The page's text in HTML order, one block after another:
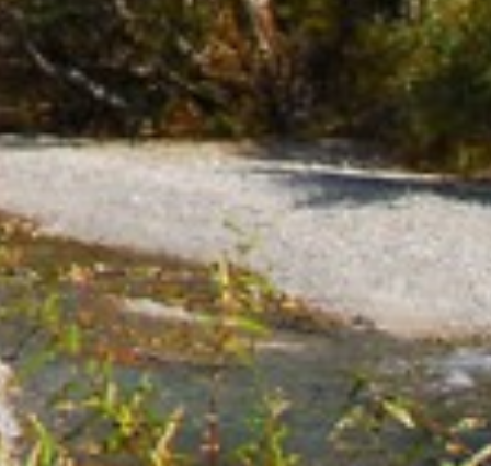
体験＆イベントガイド
イベント・ツアー
体験｜エクスペリエンス
スタッフブログ｜ただいま日和
SAVE HARVEST PROJECT
宿泊情報
最新のお知らせ
施設情報
宿泊プラン一覧
熱海伊豆山
天城高原
伊東
浜名湖
甲信エリア
山中湖マウント富士
斑尾
旧軽井沢 / 旧軽井沢アネックス
軽井沢
蓼科
空室状況のご確認はこちら